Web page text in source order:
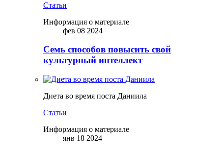
Статьи
Информация о материале
фев 08 2024
Семь способов повысить свой
культурный интеллект
Диета во время поста Даниила
Статьи
Информация о материале
янв 18 2024